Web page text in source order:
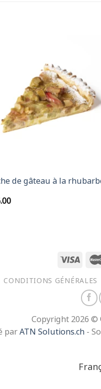
de gâteau à la
CONDITIONS GÉNÉRALES
Copyright 2026 ©
par ATN Solutions.ch -